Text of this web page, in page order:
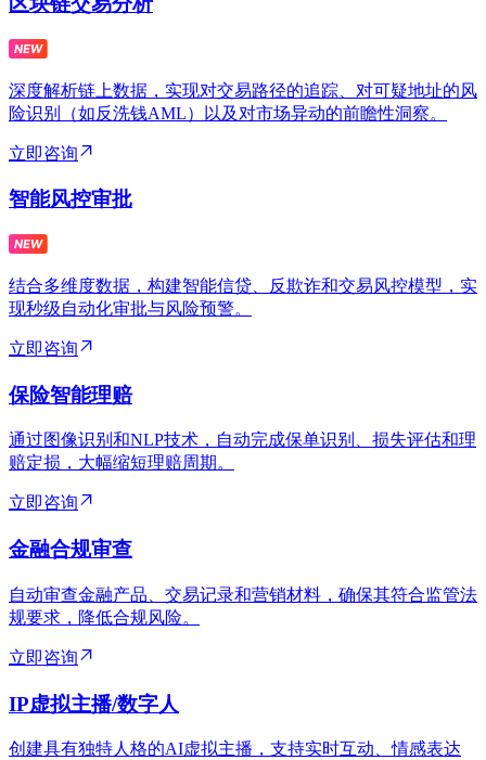
深度解析链上数据，实现对交易路径的追踪、对可疑地址的风
险识别（如反洗钱AML）以及对市场异动的前瞻性洞察。
立即咨询
智能风控审批
结合多维度数据，构建智能信贷、反欺诈和交易风控模型，实
现秒级自动化审批与风险预警。
立即咨询
保险智能理赔
通过图像识别和NLP技术，自动完成保单识别、损失评估和理
赔定损，大幅缩短理赔周期。
立即咨询
金融合规审查
自动审查金融产品、交易记录和营销材料，确保其符合监管法
规要求，降低合规风险。
立即咨询
IP虚拟主播/数字人
创建具有独特人格的AI虚拟主播，支持实时互动、情感表达